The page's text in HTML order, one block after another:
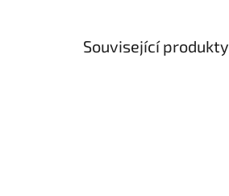
Související produkty